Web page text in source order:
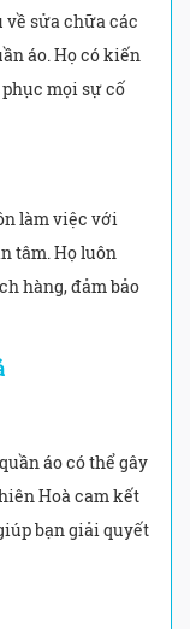
sửa chữa các
áo. Họ có kiến
mọi sự cố
làm việc với
tâm. Họ luôn
hàng, đảm bảo
áo có thể gây
Hoà cam kết
bạn giải quyết